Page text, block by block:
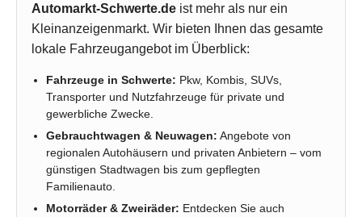
Automarkt-Schwerte.de ist mehr als nur ein
Kleinanzeigenmarkt. Wir bieten Ihnen das gesamte
lokale Fahrzeugangebot im Überblick:
Fahrzeuge in Schwerte: Pkw, Kombis, SUVs,
Transporter und Nutzfahrzeuge für private und
gewerbliche Zwecke.
Gebrauchtwagen & Neuwagen: Angebote von
regionalen Autohäusern und privaten Anbietern – vom
günstigen Stadtwagen bis zum gepflegten
Familienauto.
Motorräder & Zweiräder: Entdecken Sie auch